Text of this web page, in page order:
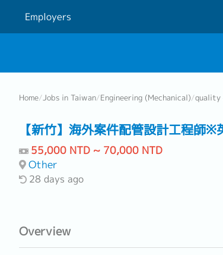
Employers
Home/Jobs in Taiwan/Engineering (Mechanical)/quality
【新竹】海外案件配管設計工程師
55,000 NTD ~ 70,000 NTD
Other
28 days ago
Overview